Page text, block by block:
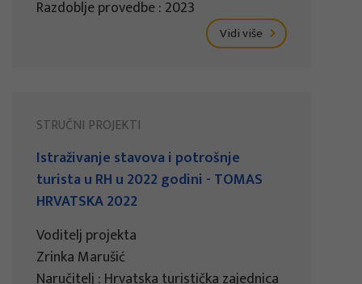
Razdoblje provedbe : 2023
Vidi više
STRUČNI PROJEKTI
Istraživanje stavova i potrošnje
turista u RH u 2022 godini - TOMAS
HRVATSKA 2022
Voditelj projekta
Zrinka Marušić
Naručitelj : Hrvatska turistička zajednica